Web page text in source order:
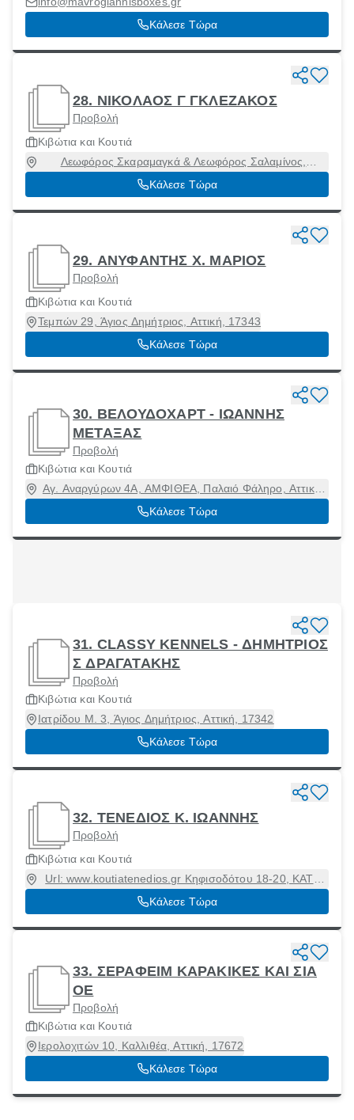
Κάλεσε Τώρα
28. ΝΙΚΟΛΑΟΣ Γ ΓΚΛΕΖΑΚΟΣ
Προβολή
Κιβώτια και Κουτιά
Λεωφόρος Σκαραμαγκά & Λεωφόρος Σαλαμίνος,
Κερατσίνι, Αττική, 18757
Κάλεσε Τώρα
29. ΑΝΥΦΑΝΤΗΣ Χ. ΜΑΡΙΟΣ
Προβολή
Κιβώτια και Κουτιά
Τεμπών 29, Άγιος Δημήτριος, Αττική, 17343
Κάλεσε Τώρα
30. ΒΕΛΟΥΔΟΧΑΡΤ - ΙΩΑΝΝΗΣ
ΜΕΤΑΞΑΣ
Προβολή
Κιβώτια και Κουτιά
Αγ. Αναργύρων 4Α, ΑΜΦΙΘΕΑ, Παλαιό Φάληρο, Αττική,
17564
Κάλεσε Τώρα
31. CLASSY KENNELS - ΔΗΜΗΤΡΙΟΣ
Σ ΔΡΑΓΑΤΑΚΗΣ
Προβολή
Κιβώτια και Κουτιά
Ιατρίδου Μ. 3, Άγιος Δημήτριος, Αττική, 17342
Κάλεσε Τώρα
32. ΤΕΝΕΔΙΟΣ Κ. ΙΩΑΝΝΗΣ
Προβολή
Κιβώτια και Κουτιά
Url: www.koutiatenedios.gr Κηφισοδότου 18-20, ΚΑΤΩ
ΠΕΤΡΑΛΩΝΑ, Αθήνα [Δήμος], Αττική, 11852
Κάλεσε Τώρα
33. ΣΕΡΑΦΕΙΜ ΚΑΡΑΚΙΚΕΣ ΚΑΙ ΣΙΑ
ΟΕ
Προβολή
Κιβώτια και Κουτιά
Ιερολοχιτών 10, Καλλιθέα, Αττική, 17672
Κάλεσε Τώρα